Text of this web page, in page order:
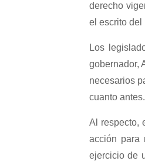
derecho
el escrito del
Los
gobernador,
necesarios
cuanto antes.
Al respecto,
acción para
ejercicio de